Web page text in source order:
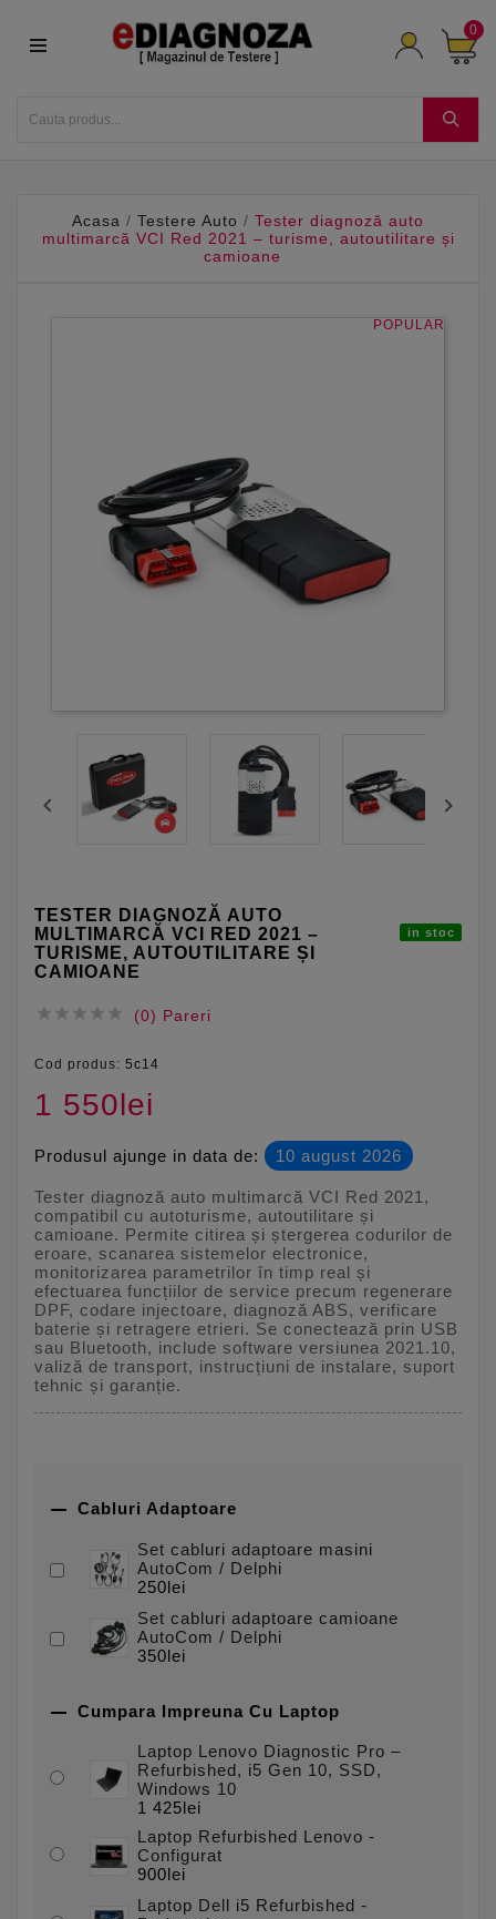
0
Acasa Testere Auto
Tester diagnoză auto
multimarcă VCI Red 2021 – turisme, autoutilitare și
camioane
POPULAR
 
TESTER DIAGNOZĂ AUTO
MULTIMARCĂ VCI RED 2021 –
TURISME, AUTOUTILITARE ȘI
CAMIOANE
in stoc
     (0) Pareri
Cod produs: 5c14
1 550lei
Produsul ajunge in data de: 10 august 2026
Tester diagnoză auto multimarcă VCI Red 2021,
compatibil cu autoturisme, autoutilitare și
camioane. Permite citirea și ștergerea codurilor de
eroare, scanarea sistemelor electronice,
monitorizarea parametrilor în timp real și
efectuarea funcțiilor de service precum regenerare
DPF, codare injectoare, diagnoză ABS, verificare
baterie și retragere etrieri. Se conectează prin USB
sau Bluetooth, include software versiunea 2021.10,
valiză de transport, instrucțiuni de instalare, suport
tehnic și garanție.
 Cabluri Adaptoare
Set cabluri adaptoare masini
AutoCom / Delphi
250lei
Set cabluri adaptoare camioane
AutoCom / Delphi
350lei
 Cumpara Impreuna Cu Laptop
Laptop Lenovo Diagnostic Pro –
Refurbished, i5 Gen 10, SSD,
Windows 10
1 425lei
Laptop Refurbished Lenovo -
Configurat
900lei
Laptop Dell i5 Refurbished -